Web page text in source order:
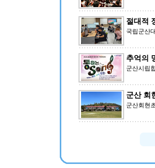
절대적
국립군산
추억의
군산시립
군산 회
군산회현